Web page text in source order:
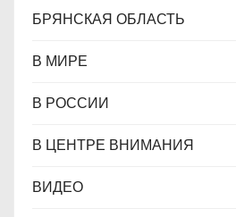
БРЯНСКАЯ ОБЛАСТЬ
В МИРЕ
В РОССИИ
В ЦЕНТРЕ ВНИМАНИЯ
ВИДЕО